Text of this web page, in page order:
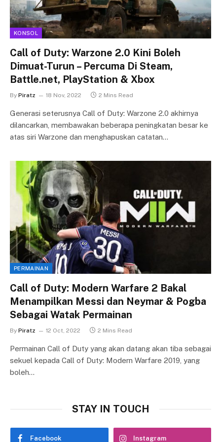
KONSOL
Call of Duty: Warzone 2.0 Kini Boleh
Dimuat-Turun – Percuma Di Steam,
Battle.net, PlayStation & Xbox
By Piratz 18 Nov, 2022 2 Mins Read
Generasi seterusnya Call of Duty: Warzone 2.0 akhirnya
dilancarkan, membawakan beberapa peningkatan besar ke
atas siri Warzone dan menghapuskan catatan…
PERMAINAN
Call of Duty: Modern Warfare 2 Bakal
Menampilkan Messi dan Neymar & Pogba
Sebagai Watak Permainan
By Piratz 12 Oct, 2022 2 Mins Read
Permainan Call of Duty yang akan datang akan tiba sebagai
sekuel kepada Call of Duty: Modern Warfare 2019, yang
boleh…
STAY IN TOUCH
Facebook Instagram